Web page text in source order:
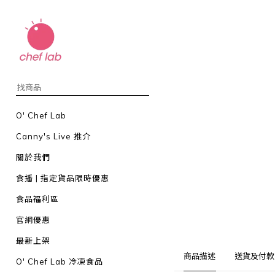
O' Chef Lab
Canny's Live 推介
關於我們
食播 | 指定貨品限時優惠
食品福利區
官網優惠
最新上架
O' Chef Lab 冷凍食品
商品描述 送貨及付